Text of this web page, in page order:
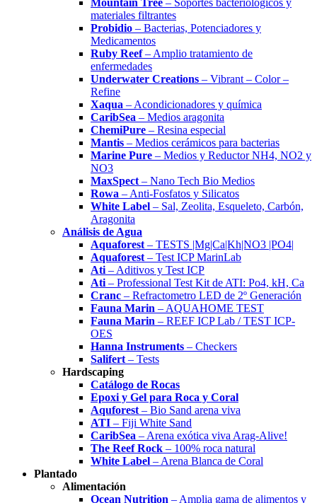
Mountain Tree – Soportes bacteriológicos y
materiales filtrantes
Probidio – Bacterias, Potenciadores y
Medicamentos
Ruby Reef– Amplio tratamiento de
enfermedades
Underwater Creations – Vibrant – Color –
Refine
Xaqua – Acondicionadores y química
CaribSea – Medios aragonita
ChemiPure – Resina especial
Mantis – Medios cerámicos para bacterias
Marine Pure – Medios y Reductor NH4, NO2 y
NO3
MaxSpect – Nano Tech Bio Medios
Rowa – Anti-Fosfatos y Silicatos
White Label – Sal, Zeolita, Esqueleto, Carbón,
Aragonita
Análisis de Agua
Aquaforest – TESTS |Mg|Ca|Kh|NO3 |PO4|
Aquaforest – Test ICP MarinLab
Ati – Aditivos y Test ICP
Ati – Professional Test Kit de ATI: Po4, kH, Ca
Cranc – Refractometro LED de 2º Generación
Fauna Marin – AQUAHOME TEST
Fauna Marin – REEF ICP Lab / TEST ICP-
OES
Hanna Instruments – Checkers
Salifert – Tests
Hardscaping
Catálogo de Rocas
Epoxi y Gel para Roca y Coral
Aquforest – Bio Sand arena viva
ATI – Fiji White Sand
CaribSea – Arena exótica viva Arag-Alive!
The Reef Rock – 100% roca natural
White Label – Arena Blanca de Coral
Plantado
Alimentación
Ocean Nutrition – Amplia gama de alimentos y